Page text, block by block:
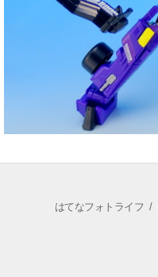
はてなフォトライフ /